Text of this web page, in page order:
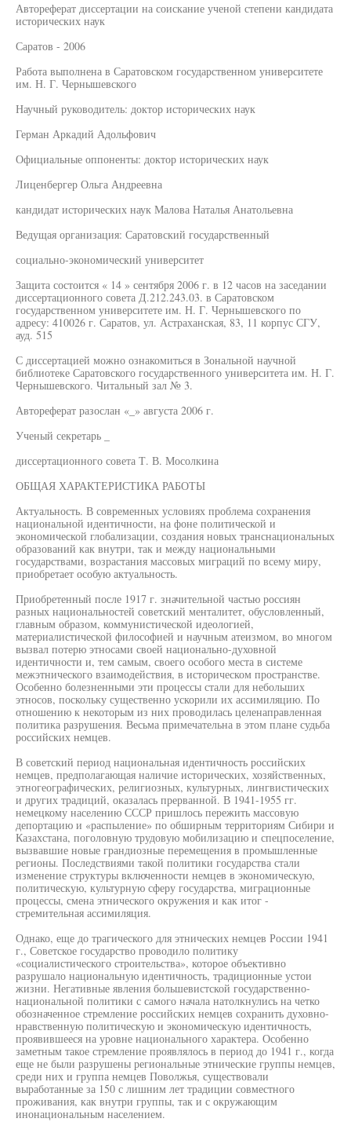
Автореферат диссертации на соискание ученой степени кандидата
исторических наук
Саратов - 2006
Работа выполнена в Саратовском государственном университете
им. Н. Г. Чернышевского
Научный руководитель: доктор исторических наук
Герман Аркадий Адольфович
Официальные оппоненты: доктор исторических наук
Лиценбергер Ольга Андреевна
кандидат исторических наук Малова Наталья Анатольевна
Ведущая организация: Саратовский государственный
социально-экономический университет
Защита состоится « 14 » сентября 2006 г. в 12 часов на заседании
диссертационного совета Д.212.243.03. в Саратовском
государственном университете им. Н. Г. Чернышевского по
адресу: 410026 г. Саратов, ул. Астраханская, 83, 11 корпус СГУ,
ауд. 515
С диссертацией можно ознакомиться в Зональной научной
библиотеке Саратовского государственного университета им. Н. Г.
Чернышевского. Читальный зал № 3.
Автореферат разослан «_» августа 2006 г.
Ученый секретарь _
диссертационного совета Т. В. Мосолкина
ОБЩАЯ ХАРАКТЕРИСТИКА РАБОТЫ
Актуальность. В современных условиях проблема сохранения
национальной идентичности, на фоне политической и
экономической глобализации, создания новых транснациональных
образований как внутри, так и между национальными
государствами, возрастания массовых миграций по всему миру,
приобретает особую актуальность.
Приобретенный после 1917 г. значительной частью россиян
разных национальностей советский менталитет, обусловленный,
главным образом, коммунистической идеологией,
материалистической философией и научным атеизмом, во многом
вызвал потерю этносами своей национально-духовной
идентичности и, тем самым, своего особого места в системе
межэтнического взаимодействия, в историческом пространстве.
Особенно болезненными эти процессы стали для небольших
этносов, поскольку существенно ускорили их ассимиляцию. По
отношению к некоторым из них проводилась целенаправленная
политика разрушения. Весьма примечательна в этом плане судьба
российских немцев.
В советский период национальная идентичность российских
немцев, предполагающая наличие исторических, хозяйственных,
этногеографических, религиозных, культурных, лингвистических
и других традиций, оказалась прерванной. В 1941-1955 гг.
немецкому населению СССР пришлось пережить массовую
депортацию и «распыление» по обширным территориям Сибири и
Казахстана, поголовную трудовую мобилизацию и спецпоселение,
вызвавшие новые грандиозные перемещения в промышленные
регионы. Последствиями такой политики государства стали
изменение структуры включенности немцев в экономическую,
политическую, культурную сферу государства, миграционные
процессы, смена этнического окружения и как итог -
стремительная ассимиляция.
Однако, еще до трагического для этнических немцев России 1941
г., Советское государство проводило политику
«социалистического строительства», которое объективно
разрушало национальную идентичность, традиционные устои
жизни. Негативные явления большевистской государственно-
национальной политики с самого начала натолкнулись на четко
обозначенное стремление российских немцев сохранить духовно-
нравственную политическую и экономическую идентичность,
проявившееся на уровне национального характера. Особенно
заметным такое стремление проявлялось в период до 1941 г., когда
еще не были разрушены региональные этнические группы немцев,
среди них и группа немцев Поволжья, существовали
выработанные за 150 с лишним лет традиции совместного
проживания, как внутри группы, так и с окружающим
инонациональным населением.